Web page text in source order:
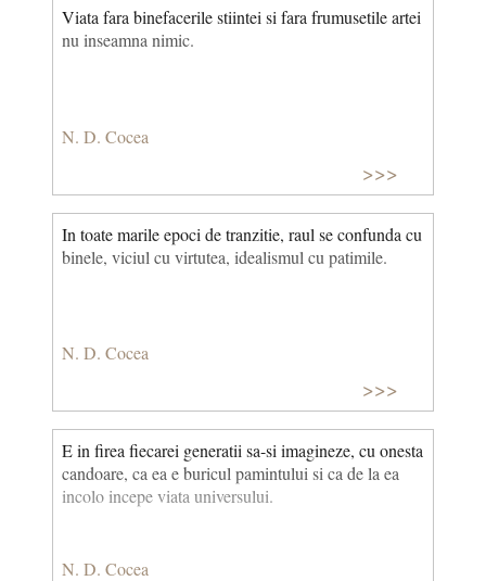
Viata fara binefacerile stiintei si fara frumusetile artei
nu inseamna nimic.
N. D. Cocea
>>>
In toate marile epoci de tranzitie, raul se confunda cu
binele, viciul cu virtutea, idealismul cu patimile.
N. D. Cocea
>>>
E in firea fiecarei generatii sa-si imagineze, cu onesta
candoare, ca ea e buricul pamintului si ca de la ea
incolo incepe viata universului.
N. D. Cocea